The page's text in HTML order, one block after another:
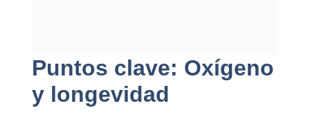
Puntos clave: Oxígeno
y longevidad